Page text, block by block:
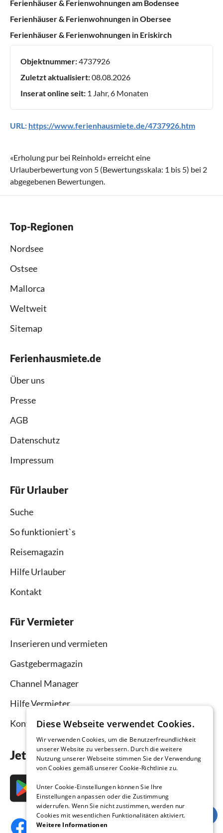
Ferienhäuser & Ferienwohnungen am Bodensee
Ferienhäuser & Ferienwohnungen in Obersee
Ferienhäuser & Ferienwohnungen in Eriskirch
Objektnummer:4737926
Zuletzt aktualisiert:08.08.2026
Inserat online seit: 1 Jahr, 6 Monaten
URL: https://www.ferienhausmiete.de/4737926.htm
«Erholung pur bei Reinhold» erreicht eine
Urlauberbewertung von 5 (Bewertungsskala: 1 bis 5) bei 2
abgegebenen Bewertungen.
Top-Regionen
Nordsee
Ostsee
Mallorca
Weltweit
Sitemap
Ferienhausmiete.de
Über uns
Presse
AGB
Datenschutz
Impressum
Für Urlauber
Suche
So funktioniert`s
Reisemagazin
Hilfe Urlauber
Kontakt
Für Vermieter
Inserieren und vermieten
Gastgebermagazin
Channel Manager
Hilfe Vermieter
Kontakt
Jetzt die App downloaden
Diese Webseite verwendet Cookies.
Wir verwenden Cookies, um die Benutzerfreundlichkeit
unserer Website zu verbessern. Durch die weitere
Nutzung unserer Webseite stimmen Sie der Verwendung
von Cookies gemäß unserer Cookie-Richtlinie zu.
Unter Cookie-Einstellungen können Sie Ihre
Einstellungen anpassen oder die Zustimmung
widerrufen. Wenn Sie nicht zustimmen, werden nur
Cookies mit wesentlichen Funktionalitäten aktiviert.
Weitere Informationen